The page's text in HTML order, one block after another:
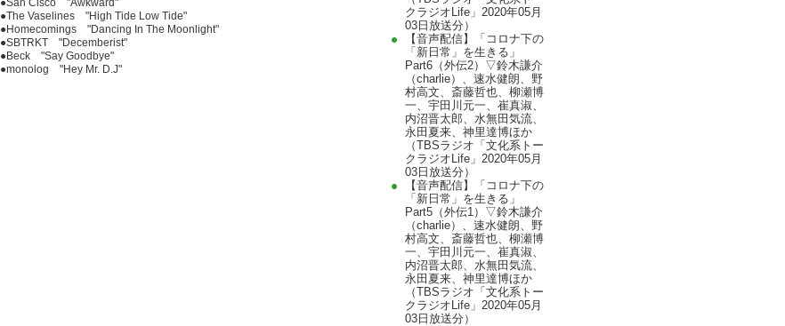
クラジオLife」2020年05月
03日放送分）
【音声配信】「コロナ下の
「新日常」を生きる」
Part6（外伝2）▽鈴木謙介
（charlie）、速水健朗、野
村高文、斎藤哲也、柳瀬博
一、宇田川元一、崔真淑、
内沼晋太郎、水無田気流、
永田夏来、神里達博ほか
（TBSラジオ「文化系トー
クラジオLife」2020年05月
03日放送分）
【音声配信】「コロナ下の
「新日常」を生きる」
Part5（外伝1）▽鈴木謙介
（charlie）、速水健朗、野
村高文、斎藤哲也、柳瀬博
一、宇田川元一、崔真淑、
内沼晋太郎、水無田気流、
永田夏来、神里達博ほか
（TBSラジオ「文化系トー
クラジオLife」2020年05月
03日放送分）
●San Cisco "Awkward"
●The Vaselines "High Tide Low Tide"
●Homecomings "Dancing In The Moonlight"
●SBTRKT "Decemberist"
●Beck "Say Goodbye"
●monolog "Hey Mr. D.J"